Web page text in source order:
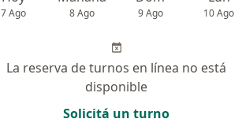
7 Ago 8 Ago 9 Ago 10 Ago
La reserva de turnos en línea no está
disponible
Solicitá un turno